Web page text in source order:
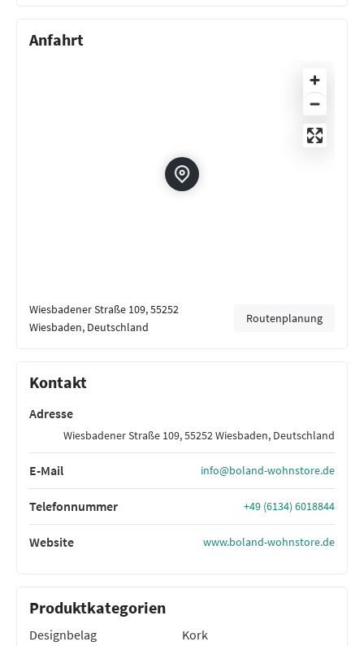
Anfahrt
Wiesbadener Straße 109, 55252
Wiesbaden, Deutschland
Routenplanung
Kontakt
Adresse
Wiesbadener Straße 109, 55252 Wiesbaden, Deutschland
E-Mail info@boland-wohnstore.de
Telefonnummer +49 (6134) 6018844
Website www.boland-wohnstore.de
Produktkategorien
Designbelag
Kork